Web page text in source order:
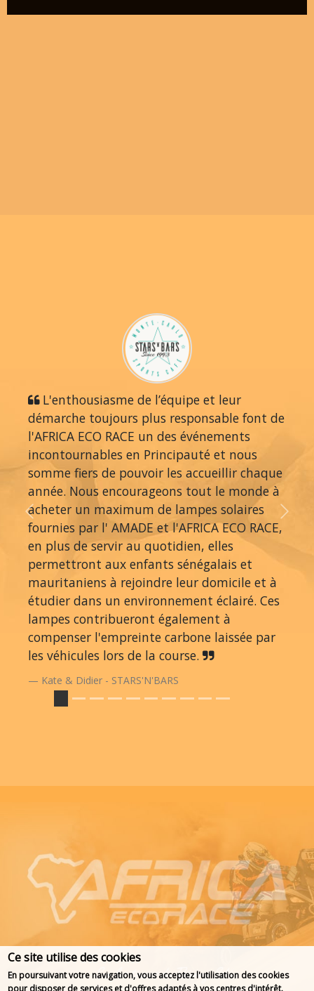
L'enthousiasme de l’équipe et leur
démarche toujours plus responsable font de
l'AFRICA ECO RACE un des événements
incontournables en Principauté et nous
somme fiers de pouvoir les accueillir chaque
année. Nous encourageons tout le monde à
acheter un maximum de lampes solaires
fournies par l' AMADE et l'AFRICA ECO RACE,
en plus de servir au quotidien, elles
permettront aux enfants sénégalais et
mauritaniens à rejoindre leur domicile et à
étudier dans un environnement éclairé. Ces
lampes contribueront également à
compenser l'empreinte carbone laissée par
les véhicules lors de la course.
Kate & Didier - STARS'N'BARS
Previous Next
Ce site utilise des cookies
En poursuivant votre navigation, vous acceptez l'utilisation des cookies
pour disposer de services et d'offres adaptés à vos centres d'intérêt.